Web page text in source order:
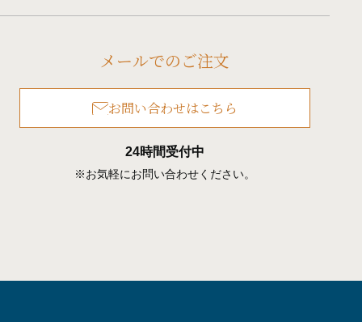
メールでのご注文
お問い合わせはこちら
24時間受付中
※お気軽にお問い合わせください。